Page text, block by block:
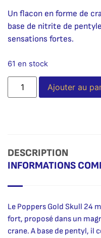
Un flacon en forme de
base de nitrite de
sensations fortes.
61 en stock
Ajouter au
DESCRIPTION
INFORMATIONS
Le Poppers Gold Skull 24
fort, proposé dans un
crane. A base de pentyl, il